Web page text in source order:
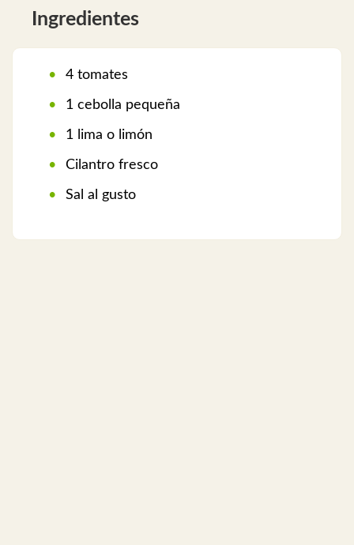
Ingredientes
4 tomates
1 cebolla pequeña
1 lima o limón
Cilantro fresco
Sal al gusto